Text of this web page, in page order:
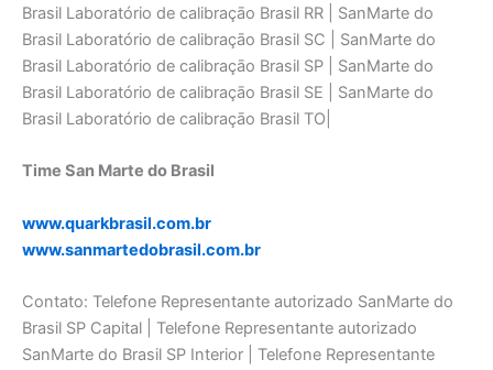
Brasil Laboratório de calibraçāo Brasil RR | SanMarte do
Brasil Laboratório de calibraçāo Brasil SC | SanMarte do
Brasil Laboratório de calibraçāo Brasil SP | SanMarte do
Brasil Laboratório de calibraçāo Brasil SE | SanMarte do
Brasil Laboratório de calibraçāo Brasil TO|
Time San Marte do Brasil
www.quarkbrasil.com.br
www.sanmartedobrasil.com.br
Contato: Telefone Representante autorizado SanMarte do
Brasil SP Capital | Telefone Representante autorizado
SanMarte do Brasil SP Interior | Telefone Representante